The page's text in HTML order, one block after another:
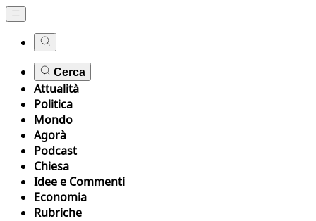
Cerca
Attualità
Politica
Mondo
Agorà
Podcast
Chiesa
Idee e Commenti
Economia
Rubriche